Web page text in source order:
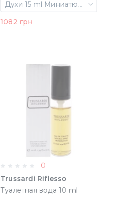
Духи 15 ml Миниатюра
1082 грн
0
Trussardi Riflesso
Туалетная вода 10 ml